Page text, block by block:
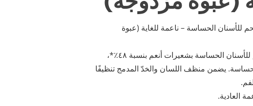
كولجيت® ٣٦٠° بالفحم للأسنان الحساسة – ناعمة للغاية (عبوة
تتميز فرشاة كولجيت® ٣٦٠° بالفحم للأسنان الحساسة بشعيرات أنعم بنسبة ٤٨٪*،
يضمن منظف اللسان والخدّ المدمج تنظيفًا
العادية.